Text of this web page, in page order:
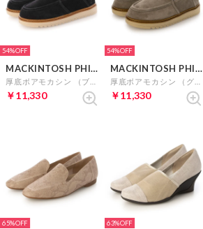
54%
MACKINTOSH PHILOSOPHY
￥11,330
54%
MACKINTOSH PHILOSOPHY
￥11,330
65% 63%